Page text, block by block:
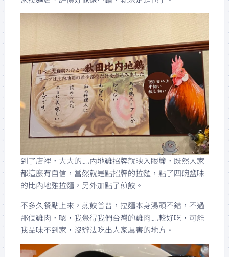
到了店裡，大大的比內地雞招牌就映入眼簾，既然人家
都這麼有自信，當然就是點招牌的拉麵，點了四碗鹽味
的比內地雞拉麵，另外加點了煎餃。
不多久餐點上來，煎餃普普，拉麵本身湯頭不錯，不過
那個雞肉，嗯，我覺得我們台灣的雞肉比較好吃，可能
我品味不到家，沒辦法吃出人家厲害的地方。